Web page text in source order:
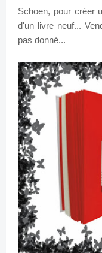
Schoen, pour créer
d'un livre neuf...
pas donné...